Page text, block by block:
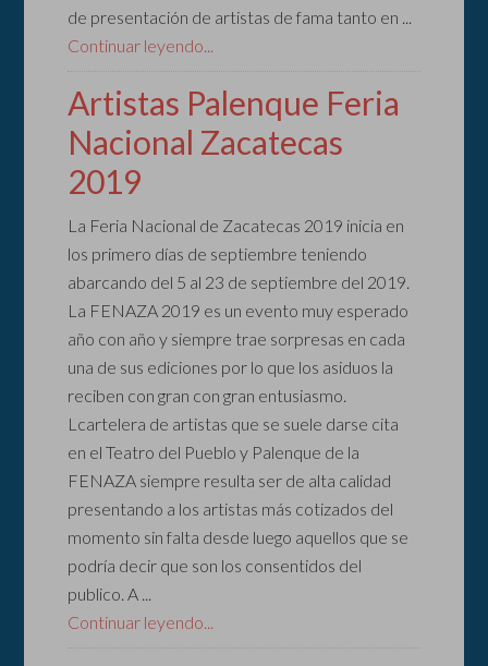
de presentación de artistas de fama tanto en ...
Continuar leyendo...
Artistas Palenque Feria
Nacional Zacatecas
2019
La Feria Nacional de Zacatecas 2019 inicia en
los primero días de septiembre teniendo
abarcando del 5 al 23 de septiembre del 2019.
La FENAZA 2019 es un evento muy esperado
año con año y siempre trae sorpresas en cada
una de sus ediciones por lo que los asiduos la
reciben con gran con gran entusiasmo.
Lcartelera de artistas que se suele darse cita
en el Teatro del Pueblo y Palenque de la
FENAZA siempre resulta ser de alta calidad
presentando a los artistas más cotizados del
momento sin falta desde luego aquellos que se
podría decir que son los consentidos del
publico. A ...
Continuar leyendo...